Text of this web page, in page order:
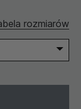
rozmiarów